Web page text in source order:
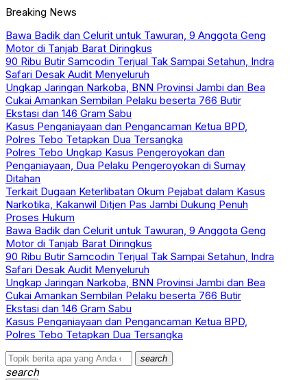
Breaking News
Bawa Badik dan Celurit untuk Tawuran, 9 Anggota Geng
Motor di Tanjab Barat Diringkus
90 Ribu Butir Samcodin Terjual Tak Sampai Setahun, Indra
Safari Desak Audit Menyeluruh
Ungkap Jaringan Narkoba, BNN Provinsi Jambi dan Bea
Cukai Amankan Sembilan Pelaku beserta 766 Butir
Ekstasi dan 146 Gram Sabu
Kasus Penganiayaan dan Pengancaman Ketua BPD,
Polres Tebo Tetapkan Dua Tersangka
Polres Tebo Ungkap Kasus Pengeroyokan dan
Penganiayaan, Dua Pelaku Pengeroyokan di Sumay
Ditahan
Terkait Dugaan Keterlibatan Okum Pejabat dalam Kasus
Narkotika, Kakanwil Ditjen Pas Jambi Dukung Penuh
Proses Hukum
Bawa Badik dan Celurit untuk Tawuran, 9 Anggota Geng
Motor di Tanjab Barat Diringkus
90 Ribu Butir Samcodin Terjual Tak Sampai Setahun, Indra
Safari Desak Audit Menyeluruh
Ungkap Jaringan Narkoba, BNN Provinsi Jambi dan Bea
Cukai Amankan Sembilan Pelaku beserta 766 Butir
Ekstasi dan 146 Gram Sabu
Kasus Penganiayaan dan Pengancaman Ketua BPD,
Polres Tebo Tetapkan Dua Tersangka
search
search